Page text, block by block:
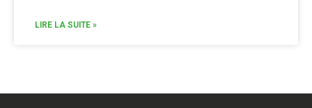
LIRE LA SUITE »